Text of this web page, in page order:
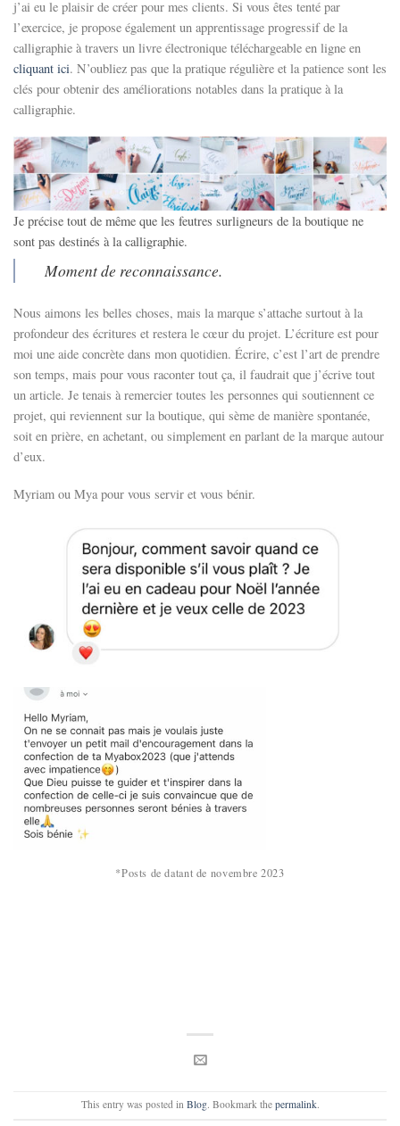
j’ai eu le plaisir de créer pour mes clients. Si vous êtes tenté par
l’exercice, je propose également un apprentissage progressif de la
calligraphie à travers un livre électronique téléchargeable en ligne en
cliquant ici. N’oubliez pas que la pratique régulière et la patience sont les
clés pour obtenir des améliorations notables dans la pratique à la
calligraphie.
Je précise tout de même que les feutres surligneurs de la boutique ne
sont pas destinés à la calligraphie.
Moment de reconnaissance.
Nous aimons les belles choses, mais la marque s’attache surtout à la
profondeur des écritures et restera le cœur du projet. L’écriture est pour
moi une aide concrète dans mon quotidien. Écrire, c’est l’art de prendre
son temps, mais pour vous raconter tout ça, il faudrait que j’écrive tout
un article. Je tenais à remercier toutes les personnes qui soutiennent ce
projet, qui reviennent sur la boutique, qui sème de manière spontanée,
soit en prière, en achetant, ou simplement en parlant de la marque autour
d’eux.
Myriam ou Mya pour vous servir et vous bénir.
*Posts de datant de novembre 2023
This entry was posted in Blog. Bookmark the permalink.